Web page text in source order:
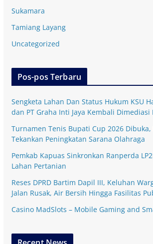
Sukamara
Tamiang Layang
Uncategorized
Pos-pos Terbaru
Sengketa Lahan Dan Status Hukum KSU
dan PT Graha Inti Jaya Kembali Dimediasi
Turnamen Tenis Bupati Cup 2026
Tekankan Peningkatan Sarana Olahraga
Pemkab Kapuas Sinkronkan Ranperda
Lahan Pertanian
Reses DPRD Bartim Dapil III, Keluhan
Jalan Rusak, Air Bersih Hingga Fasilitas
Casino MadSlots – Mobile Gaming and